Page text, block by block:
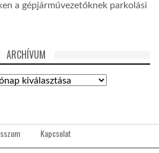
a gépjárművezetőknek parkolási
ARCHÍVUM
Kapcsolat